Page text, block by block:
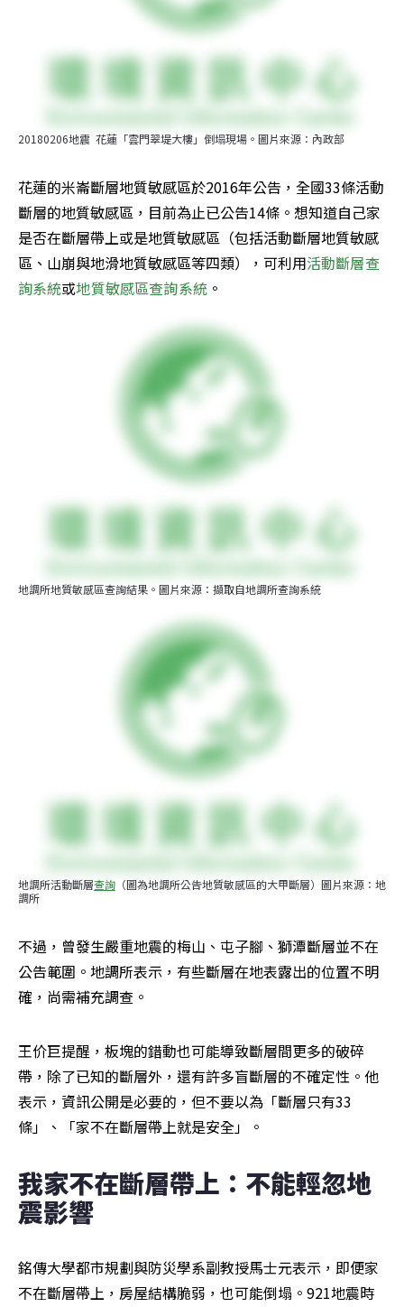
20180206地震  花蓮「雲門翠堤大樓」倒塌現場。圖片來源：內政部
花蓮的米崙斷層地質敏感區於2016年公告，全國33條活動
斷層的地質敏感區，目前為止已公告14條。想知道自己家
是否在斷層帶上或是地質敏感區（包括活動斷層地質敏感
區、山崩與地滑地質敏感區等四類），可利用活動斷層查
詢系統或地質敏感區查詢系統。
地調所地質敏感區查詢結果。圖片來源：擷取自地調所查詢系統
地調所活動斷層查詢 （圖為地調所公告地質敏感區的大甲斷層）圖片來源：地
調所
不過，曾發生嚴重地震的梅山、屯子腳、獅潭斷層並不在
公告範圍。地調所表示，有些斷層在地表露出的位置不明
確，尚需補充調查。
王价巨提醒，板塊的錯動也可能導致斷層間更多的破碎
帶，除了已知的斷層外，還有許多盲斷層的不確定性。他
表示，資訊公開是必要的，但不要以為「斷層只有33
條」、「家不在斷層帶上就是安全」。
我家不在斷層帶上：不能輕忽地
震影響
銘傳大學都市規劃與防災學系副教授馬士元表示，即便家
不在斷層帶上，房屋結構脆弱，也可能倒塌。921地震時